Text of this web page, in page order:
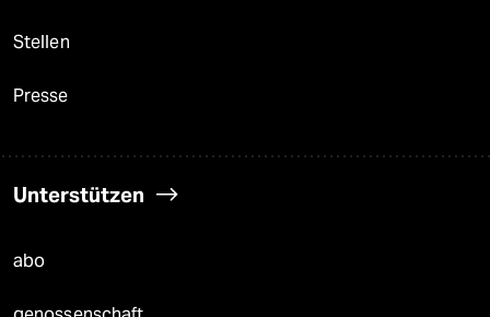
Stellen
Presse
Unterstützen
abo